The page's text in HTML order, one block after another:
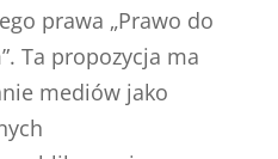
prawa „Prawo do
Ta propozycja ma
mediów jako